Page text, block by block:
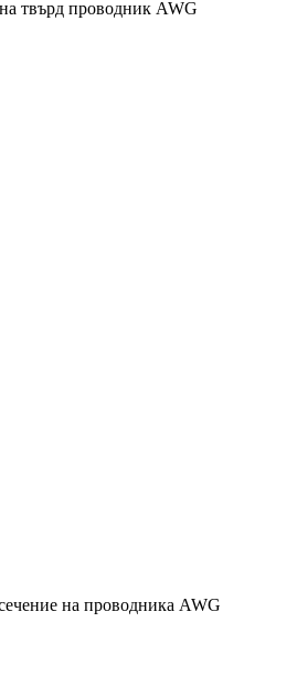
твърд проводник AWG
на проводника AWG